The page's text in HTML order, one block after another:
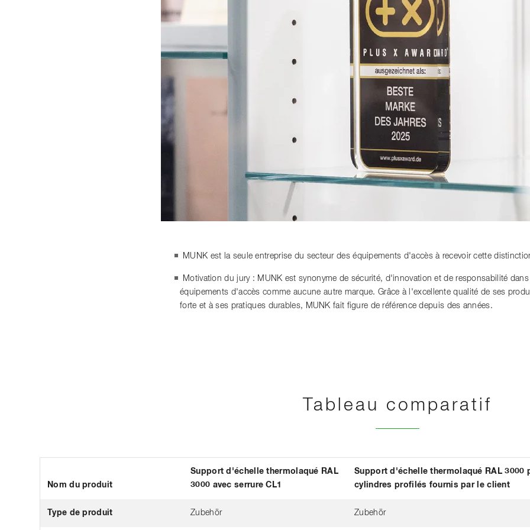
MUNK est la seule entreprise du secteur des équipements d'accès à recevoir cette
Motivation du jury : MUNK est synonyme de sécurité, d'innovation et de responsabilité
équipements d'accès comme aucune autre marque. Grâce à l'excellente qualité de ses
forte et à ses pratiques durables, MUNK fait figure de référence depuis des années.
Tableau comparatif
Nom du produit
Support d'échelle thermolaqué RAL
3000 avec serrure CL1
Support d'échelle thermolaqué RAL 3000
cylindres profilés fournis par le client
Type de produit Zubehör Zubehör